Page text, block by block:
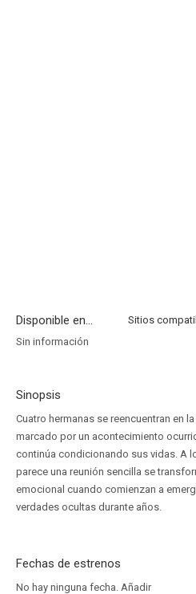
Disponible en...
Sin información
Sinopsis
Cuatro hermanas se reencuentran en
marcado por un acontecimiento
continúa condicionando sus vidas. A
parece una reunión sencilla se
emocional cuando comienzan a
verdades ocultas durante años.
Fechas de estrenos
No hay ninguna fecha. Añadir